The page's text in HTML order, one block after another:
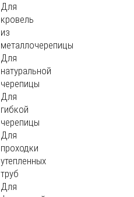
Для
кровель
из
металлочерепицы
Для
натуральной
черепицы
Для
гибкой
черепицы
Для
проходки
утепленных
труб
Для